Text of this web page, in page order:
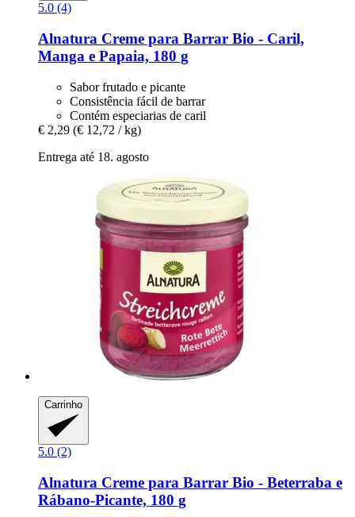
5.0 (4)
Alnatura Creme para Barrar Bio -​ Caril,
Manga e Papaia, 180 g
Sabor frutado e picante
Consistência fácil de barrar
Contém especiarias de caril
€ 2,29 (€ 12,72 / kg)
Entrega até 18. agosto
Carrinho
5.0 (2)
Alnatura Creme para Barrar Bio -​ Beterraba e
Rábano-​Picante, 180 g